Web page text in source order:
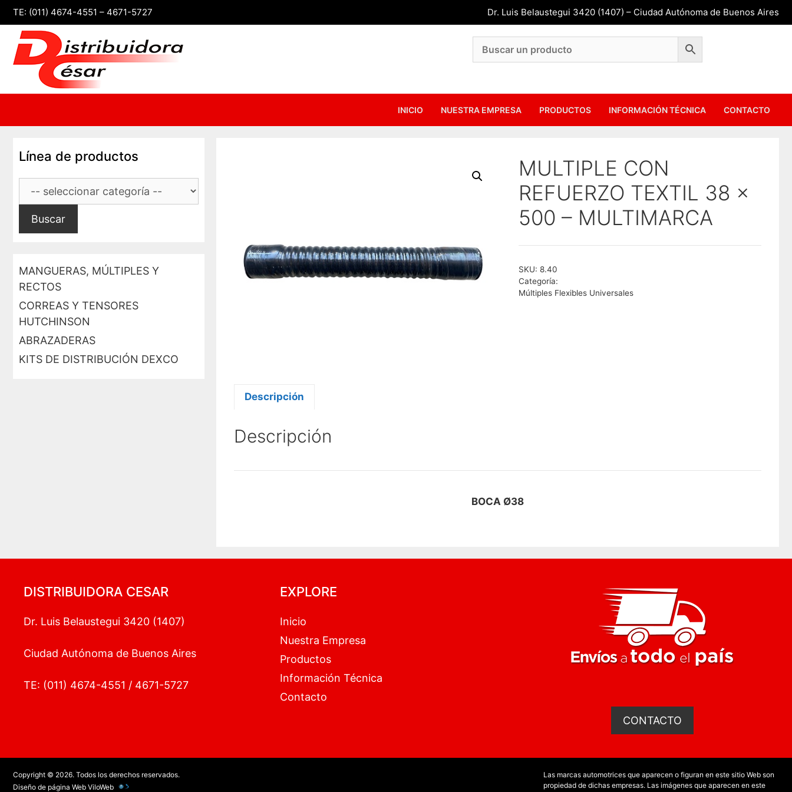
Saltar
contenido
Dr. Luis Belaustegui 3420 (1407) – Ciudad Autónoma de Buenos Aires
TE: (011) 4674-4551 – 4671-5727
INICIO NUESTRA EMPRESA PRODUCTOS INFORMACIÓN TÉCNICA CONTACTO
MULTIPLE CON
REFUERZO TEXTIL 38 x
500 – MULTIMARCA
SKU:8.40
Categoría:
Múltiples Flexibles Universales
Descripción
Descripción
BOCA Ø38
Línea de productos
Buscar
MANGUERAS, MÚLTIPLES Y
RECTOS
CORREAS Y TENSORES
HUTCHINSON
ABRAZADERAS
KITS DE DISTRIBUCIÓN DEXCO
DISTRIBUIDORA CESAR
Dr. Luis Belaustegui 3420 (1407)
Ciudad Autónoma de Buenos Aires
TE: (011) 4674-4551 / 4671-5727
EXPLORE
Inicio
Nuestra Empresa
Productos
Información Técnica
Contacto
CONTACTO
Las marcas automotrices que aparecen o figuran en este sitio Web son
propiedad de dichas empresas. Las imágenes que aparecen en este
Copyright © 2026. Todos los derechos reservados.
Diseño de página Web ViloWeb